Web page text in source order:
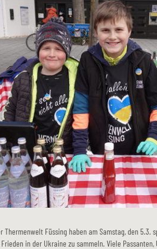
Thermenwelt Füssing haben am Samstag, den 5.3.
in der Ukraine zu sammeln. Viele